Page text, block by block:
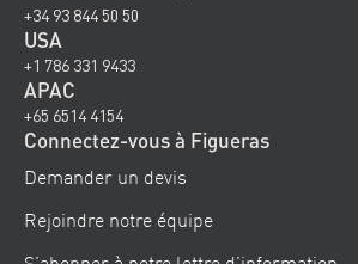
+34 93 844 50 50
USA
+1 786 331 9433
APAC
+65 6514 4154
Connectez-vous à Figueras
Demander un devis
Rejoindre notre équipe